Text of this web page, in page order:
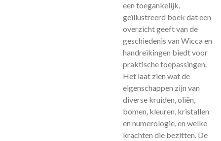
een toegankelijk,
geïllustreerd boek dat een
overzicht geeft van de
geschiedenis van Wicca en
handreikingen biedt voor
praktische toepassingen.
Het laat zien wat de
eigenschappen zijn van
diverse kruiden, oliën,
bomen, kleuren, kristallen
en numerologie, en welke
krachten die bezitten. De